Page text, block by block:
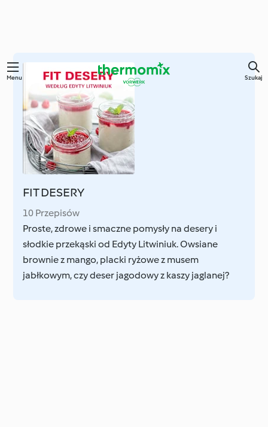
Przejdź
głównej
treści
Menu Szukaj
FIT DESERY
10 Przepisów
Proste, zdrowe i smaczne pomysły na desery i
słodkie przekąski od Edyty Litwiniuk. Owsiane
brownie z mango, placki ryżowe z musem
jabłkowym, czy deser jagodowy z kaszy jaglanej?